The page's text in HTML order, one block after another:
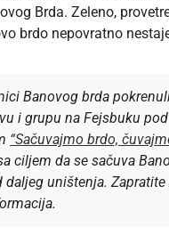
Brda. Zeleno,
brdo nepovratno
Banovog brda
i grupu na Fejsbuku pod
“Sačuvajmo brdo,
ciljem da se sačuva
daljeg uništenja. Zapratite